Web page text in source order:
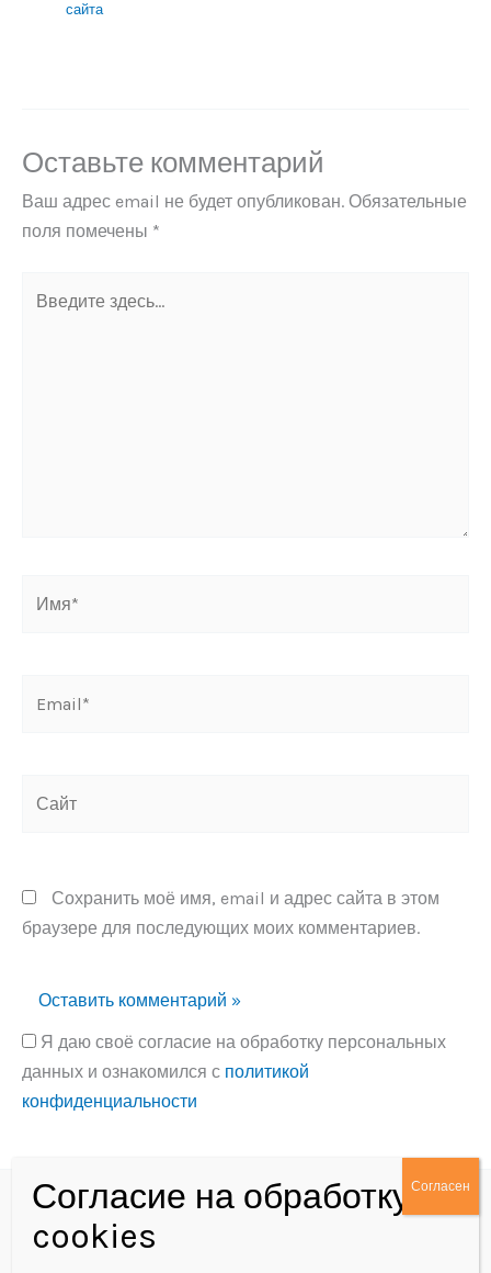
сайта
Оставьте комментарий
Ваш адрес email не будет опубликован. Обязательные
поля помечены *
здесь...
Сохранить моё имя, email и адрес сайта в этом
браузере для последующих моих комментариев.
Я даю своё согласие на обработку персональных
данных и ознакомился с политикой
конфиденциальности
Политика конфиденциальности